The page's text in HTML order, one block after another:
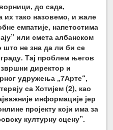
до сада,
их тако назовемо, и жале
емпатије, напетостима
или смета албанском
што не зна да ли би се
Тај проблем његов
директор и
удружења „7Арте“,
са Хотијем (2), као
информације јер
пројекту који има за
културну сцену”.